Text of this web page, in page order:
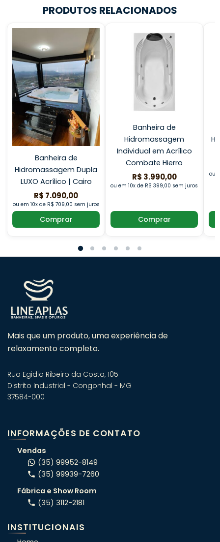
PRODUTOS RELACIONADOS
Banheira de
Hidromassagem Dupla
LUXO Acrílico | Cairo
R$ 7.090,00
ou em 10x de R$ 709,00 sem juros
Comprar
Banheira de
Hidromassagem
Individual em Acrílico
Combate Hierro
R$ 3.990,00
ou em 10x de R$ 399,00 sem juros
Comprar
ou
Mais que um produto, uma experiência de
relaxamento completo.
Rua Egidio Ribeiro da Costa, 105
Distrito Industrial - Congonhal - MG
37584-000
INFORMAÇÕES DE CONTATO
Vendas
(35) 99952-8149
(35) 99939-7260
Fábrica e Show Room
(35) 3112-2181
INSTITUCIONAIS
banheiras! 🛁
ORÇAMENTO RÁPIDO
Conte o seu projeto e indicamos o